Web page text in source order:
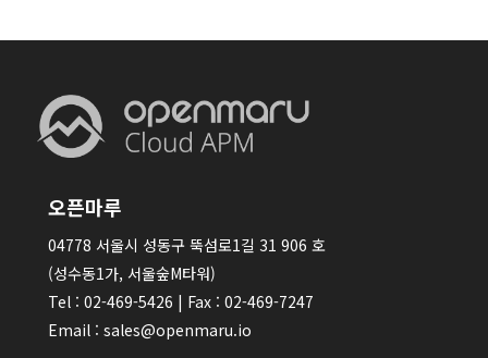
오픈마루
04778 서울시 성동구 뚝섬로1길 31 906 호
(성수동1가, 서울숲M타워)
Tel : 02-469-5426 | Fax : 02-469-7247
Email : sales@openmaru.io